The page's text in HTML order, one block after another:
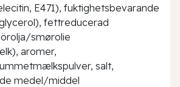
E471), fuktighetsbevarande
fettreducerad
smørolie
aromer,
salt,
medel/middel